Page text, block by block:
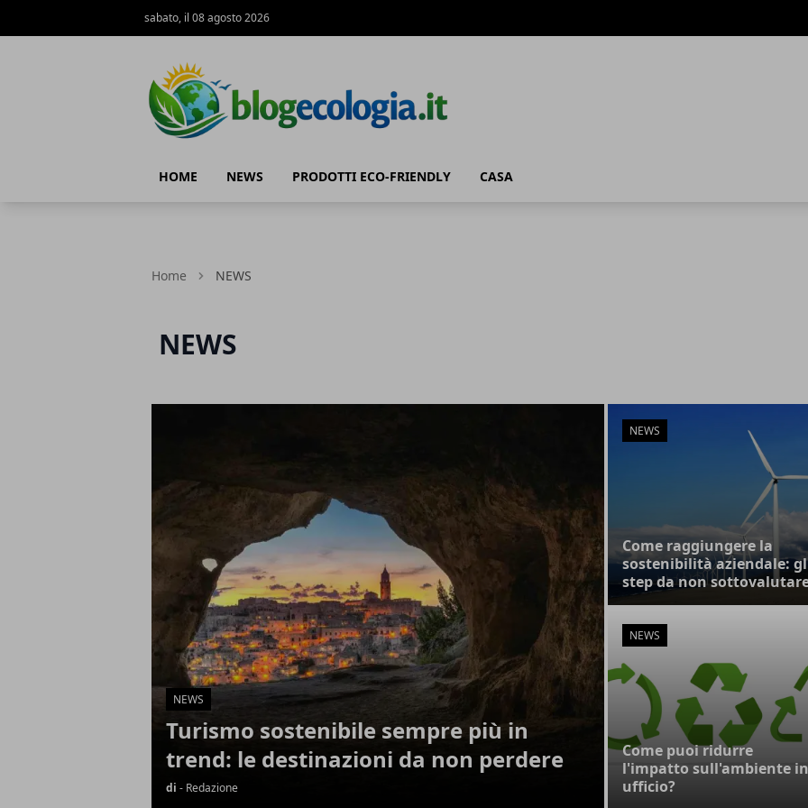
sabato, il 08 agosto 2026
HOME NEWS PRODOTTI ECO-FRIENDLY CASA
Home NEWS
NEWS
NEWS
Turismo sostenibile sempre più in
trend: le destinazioni da non perdere
di - Redazione
NEWS
Come raggiungere la
sostenibilità aziendale:
step da non
NEWS
Come puoi ridurre
l'impatto sull'ambiente in
ufficio?